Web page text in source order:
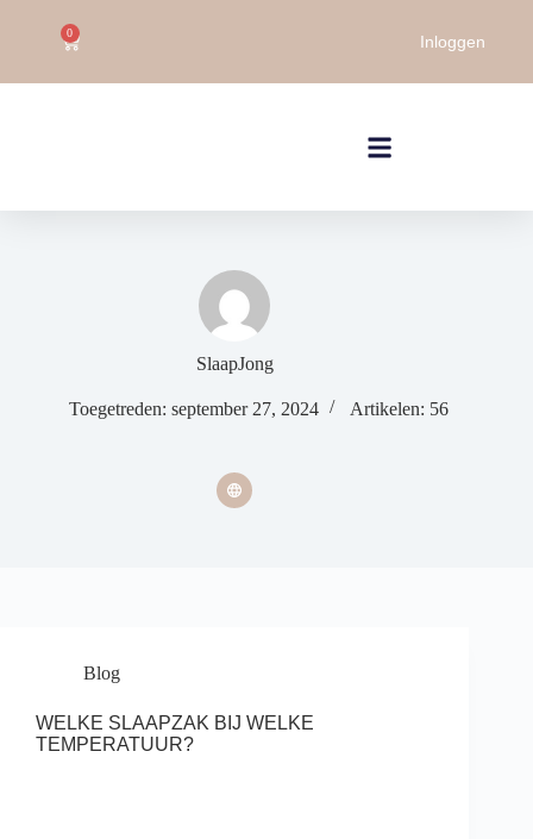
0 Inloggen
SlaapJong
Toegetreden: september 27, 2024 Artikelen: 56
Blog
WELKE SLAAPZAK BIJ WELKE
TEMPERATUUR?